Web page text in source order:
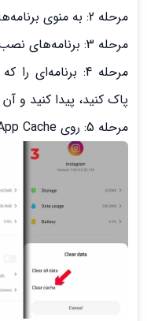
مرحله 2: به منوی برنامه‌ها بروید
مرحله 3: برنامه‌های نصب شده را انتخاب کنید
مرحله 4:
پاک کنید، پیدا کنید و
مرحله 5: روی Clear App Cache کلیک کنید